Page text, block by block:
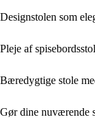
Designstolen som
Pleje af
Bæredygtige stole
Gør dine nuværende